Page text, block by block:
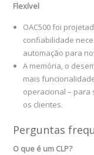
Flexível
OAC500 foi
confiabilidade
automação para
A memória, o
mais
operacional – para
os clientes.
Perguntas
O que é um CLP?